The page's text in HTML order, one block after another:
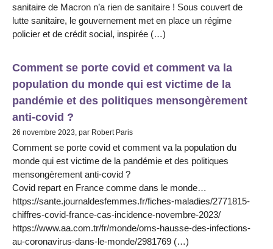
sanitaire de Macron n’a rien de sanitaire ! Sous couvert de
lutte sanitaire, le gouvernement met en place un régime
policier et de crédit social, inspirée (…)
Comment se porte covid et comment va la
population du monde qui est victime de la
pandémie et des politiques mensongèrement
anti-covid ?
26 novembre 2023, par Robert Paris
Comment se porte covid et comment va la population du
monde qui est victime de la pandémie et des politiques
mensongèrement anti-covid ?
Covid repart en France comme dans le monde…
https://sante.journaldesfemmes.fr/fiches-maladies/2771815-
chiffres-covid-france-cas-incidence-novembre-2023/
https://www.aa.com.tr/fr/monde/oms-hausse-des-infections-
au-coronavirus-dans-le-monde/2981769 (…)